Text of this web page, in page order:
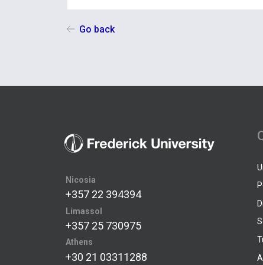
Go back
Nicosia
+357 22 394394
Limassol
+357 25 730975
Athens
+30 21 03311288